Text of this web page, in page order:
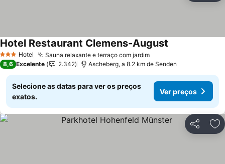
3 EstrelasHotel Sauna relaxante e terraço com jardim
Hotel Restaurant Clemens-August
8,6 Excelente 2.342 Ascheberg, a 8.2 km de Senden
Selecione as datas para ver os preços
exatos.
Ver preços
Partilhar